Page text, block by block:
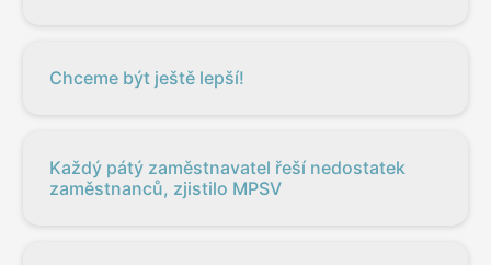
Chceme být ještě lepší!
Každý pátý zaměstnavatel řeší nedostatek
zaměstnanců, zjistilo MPSV